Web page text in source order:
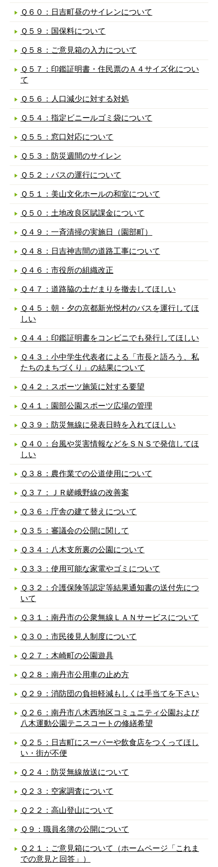
Ｑ６０：日吉町昼のサイレンについて
Ｑ５９：国保料について
Ｑ５８：ご意見箱の入力について
Ｑ５７：印鑑証明書・住民票のＡ４サイズ化につい
て
Ｑ５６：人口減少に対する対処
Ｑ５４：指定ビニールゴミ袋について
Ｑ５５：窓口対応について
Ｑ５３：防災週間のサイレン
Ｑ５２：バスの運行について
Ｑ５１：美山文化ホールの和室について
Ｑ５０：土地改良区賦課金について
Ｑ４９：一斉清掃の実施日（園部町）
Ｑ４８：日吉神吉間の道路工事について
Ｑ４６：市役所の組織改正
Ｑ４７：道路脇の土だまりを撤去してほしい
Ｑ４５：朝・夕の京都新光悦村のバスを運行してほ
しい
Ｑ４４：印鑑証明書をコンビニでも発行してほしい
Ｑ４３：小中学生代表者による「市長と語ろう、私
たちのまちづくり」の結果について
Ｑ４２：スポーツ施策に対する要望
Ｑ４１：園部公園スポーツ広場の管理
Ｑ３９：防災無線に発表日時を入れてほしい
Ｑ４０：台風や災害情報などをＳＮＳで発信してほ
しい
Ｑ３８：農作業での公道使用について
Ｑ３７：ＪＲ嵯峨野線の改善案
Ｑ３６：庁舎の建て替えについて
Ｑ３５：審議会の公開に関して
Ｑ３４：八木支所裏の公園について
Ｑ３３：使用可能な家電やゴミについて
Ｑ３２：介護保険等認定等結果通知書の送付先につ
いて
Ｑ３１：南丹市の公衆無線ＬＡＮサービスについて
Ｑ３０：市民後見人制度について
Ｑ２７：木崎町の公園遊具
Ｑ２８：南丹市公用車の止め方
Ｑ２９：消防団の負担軽減もしくは手当てを下さい
Ｑ２６：南丹市八木西地区コミュニティ公園および
八木運動公園テニスコートの修繕希望
Ｑ２５：日吉町にスーパーや飲食店をつくってほし
い・街が不便
Ｑ２４：防災無線放送について
Ｑ２３：空家調査について
Ｑ２２：高山登山について
Ｑ９：職員名簿の公開について
Ｑ２１：ご意見箱について（ホームページ「これま
での意見と回答」）